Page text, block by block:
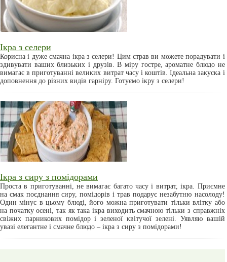
Ікра з селери
Корисна і дуже смачна ікра з селери! Цим страв ви можете порадувати і
здивувати ваших близьких і друзів. В міру гостре, ароматне блюдо не
вимагає в приготуванні великих витрат часу і коштів. Ідеальна закуска і
доповнення до різних видів гарніру. Готуємо ікру з селери!
Ікра з сиру з помідорами
Проста в приготуванні, не вимагає багато часу і витрат, ікра. Приємне
на смак поєднання сиру, помідорів і трав подарує незабутню насолоду!
Один мінус в цьому блюді, його можна приготувати тільки влітку або
на початку осені, так як така ікра виходить смачною тільки з справжніх
свіжих парникових помідор і зеленої квітучої зелені. Уявляю вашій
увазі елегантне і смачне блюдо – ікра з сиру з помідорами!